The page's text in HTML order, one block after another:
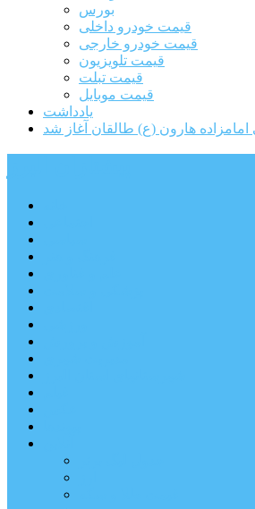
بورس
قیمت خودرو داخلی
قیمت خودرو خارجی
قیمت تلویزیون
قیمت تبلت
قیمت موبایل
یادداشت
هارون (ع) طالقان آغاز شد